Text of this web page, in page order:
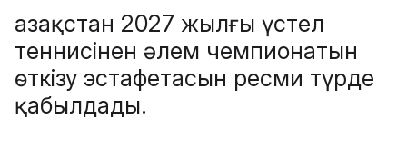
Қазақстан 2027 жылғы үстел
теннисінен әлем чемпионатын
өткізу эстафетасын ресми түрде
қабылдады.